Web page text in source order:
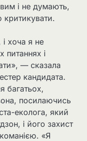
і не думають,
критикувати.
хоча я не
питаннях і
— сказала
кандидата.
багатьох,
посилаючись
еколога, який
і його захист
«Я